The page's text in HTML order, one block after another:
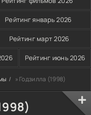
Рейтинг январь 2026
Рейтинг март 2026
Рейтинг июнь 2026
» Годзилла (1998)